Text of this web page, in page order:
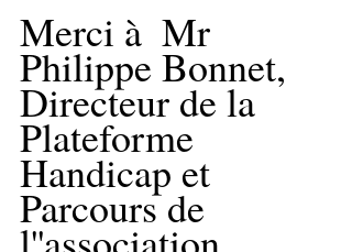
Merci à  Mr
Philippe Bonnet,
Directeur de la
Plateforme
Handicap et
Parcours de